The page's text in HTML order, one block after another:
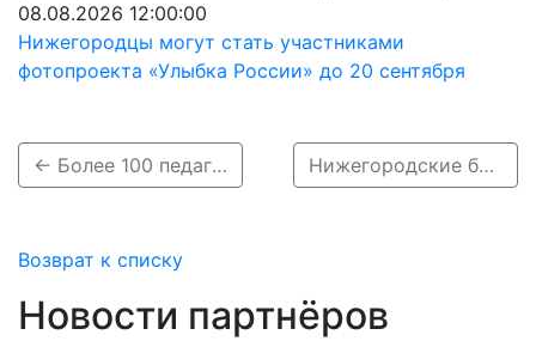
08.08.2026 12:00:00
Нижегородцы могут стать участниками
фотопроекта «Улыбка России» до 20 сентября
← Более 100 педагогов наградили в Нижнем Новгороде в преддверии Дня учителя Нижегородские байкеры завершили мотосезон-2023 →
Возврат к списку
Новости партнёров